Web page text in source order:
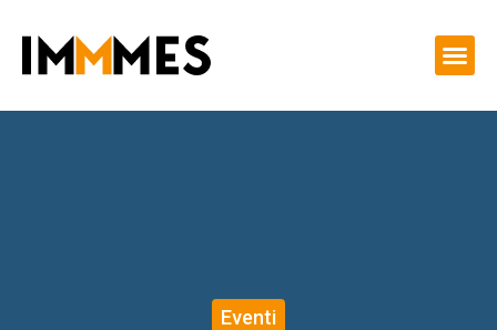
contenuto
Eventi